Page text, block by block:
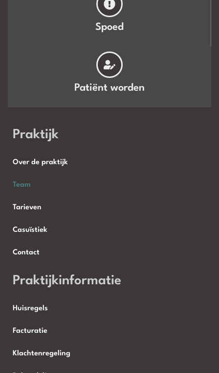
Spoed
Patiënt worden
Praktijk
Over de praktijk
Team
Tarieven
Casuïstiek
Contact
Praktijkinformatie
Huisregels
Facturatie
Klachtenregeling